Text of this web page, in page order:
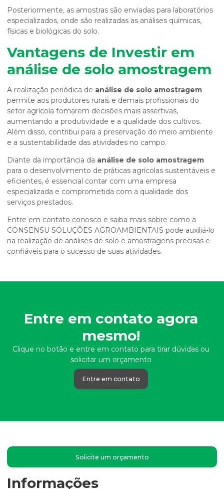
Posteriormente, as amostras são enviadas para laboratórios
especializados, onde são realizadas as análises químicas,
físicas e biológicas do solo.
Vantagens de Investir em
análise de solo amostragem
A realização periódica de análise de solo amostragem
permite aos produtores rurais e demais profissionais do
setor agrícola tomarem decisões mais assertivas,
aumentando a produtividade e a qualidade dos cultivos.
Além disso, contribui para a preservação do meio ambiente
e a sustentabilidade das atividades no campo.
Diante da importância da análise de solo amostragem
para o desenvolvimento de práticas agrícolas sustentáveis e
eficientes, é essencial contar com uma empresa
especializada e comprometida com a qualidade dos
serviços prestados.
Entre em contato conosco e saiba mais sobre como a
CONSENSU SOLUÇÕES AGROAMBIENTAIS pode auxiliá-lo
na realização de análises de solo e amostragens precisas e
confiáveis para o sucesso de suas atividades.
Entre em contato agora
mesmo!
Clique no botão e entre em contato para tirar dúvidas ou
solicitar um orçamento
Entre em contato
Solicite um orçamento
Informações